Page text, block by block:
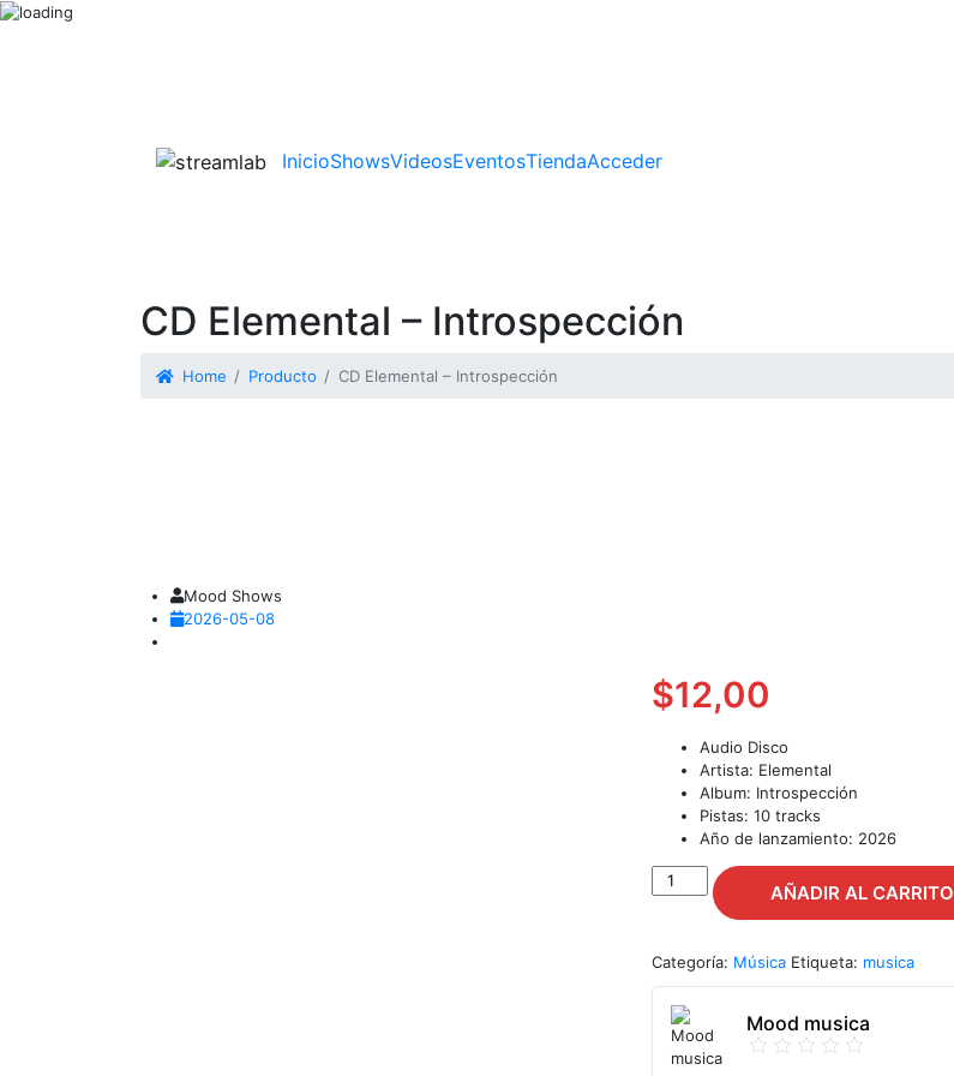
InicioShowsVideosEventosTiendaAcceder
CD Elemental – Introspección
Home Producto CD Elemental – Introspección
Mood Shows
2026-05-08
$12,00
Audio Disco
Artista: Elemental
Album: Introspección
Pistas: 10 tracks
Año de lanzamiento: 2026
CD
Elemental
cantidad
AÑADIR AL CARRITO
Categoría: Música Etiqueta: musica
Mood musica